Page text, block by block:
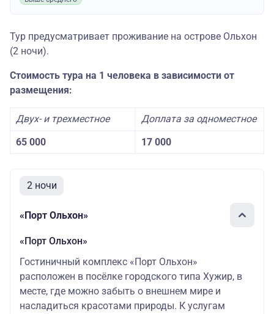
Тур предусматривает проживание на острове Ольхон
(2 ночи).
Стоимость тура на 1 человека в зависимости от
размещения:
Двух- и трехместное
Доплата за одноместное
65 000
17 000
2 ночи
«Порт Ольхон»
«Порт Ольхон»
Гостиничный комплекс «Порт Ольхон»
расположен в посёлке городского типа Хужир, в
месте, где можно забыть о внешнем мире и
насладиться красотами природы. К услугам